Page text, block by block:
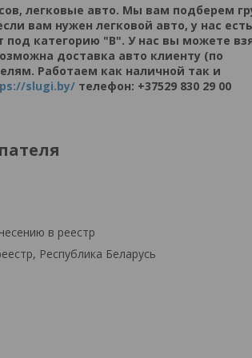
легковые авто. Мы вам подберем
вам нужен легковой авто, у нас есть
категорию "В". У нас вы можете
доставка авто клиенту (по
Работаем как наличной так и
slugi.by/ телефон: +37529 830 29 00
в реестр
Республика Беларусь